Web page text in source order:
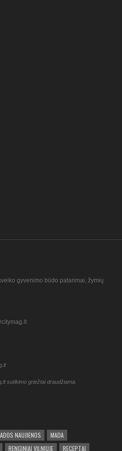
gyvenimo būdo patarimai, žymių
sutikimo griežtai draudžiama.
NAUJIENOS
MADA
RENGINIAI VILNIUJE RECEPTAI